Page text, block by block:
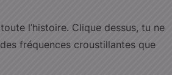
l’histoire. Clique dessus, tu ne
fréquences croustillantes que